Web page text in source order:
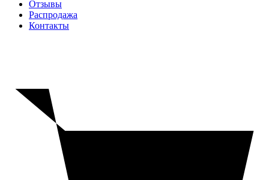
Отзывы
Распродажа
Контакты